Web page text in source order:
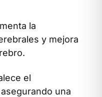
la
y mejora
el
una